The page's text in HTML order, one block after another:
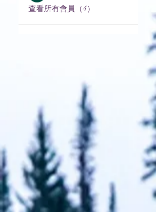
查看所有會員（4）